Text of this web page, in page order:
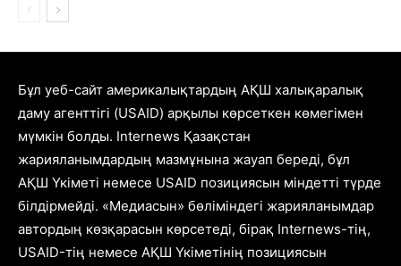
Бұл уеб-сайт америкалықтардың АҚШ халықаралық
даму агенттігі (USAID) арқылы көрсеткен көмегімен
мүмкін болды. Internews Қазақстан
жарияланымдардың мазмұнына жауап береді, бұл
АҚШ Үкіметі немесе USAID позициясын міндетті түрде
білдірмейді. «Медиасын» бөліміндегі жарияланымдар
автордың көзқарасын көрсетеді, бірақ Internews-тің,
USAID-тің немесе АҚШ Үкіметінің позициясын